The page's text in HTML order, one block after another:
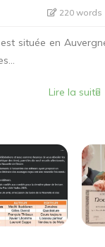
220 words
située en
Lire la suite